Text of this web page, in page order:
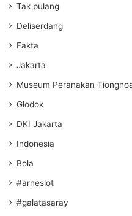
Tak pulang
Deliserdang
Fakta
Jakarta
Museum Peranakan
Glodok
DKI Jakarta
Indonesia
Bola
#arneslot
#galatasaray